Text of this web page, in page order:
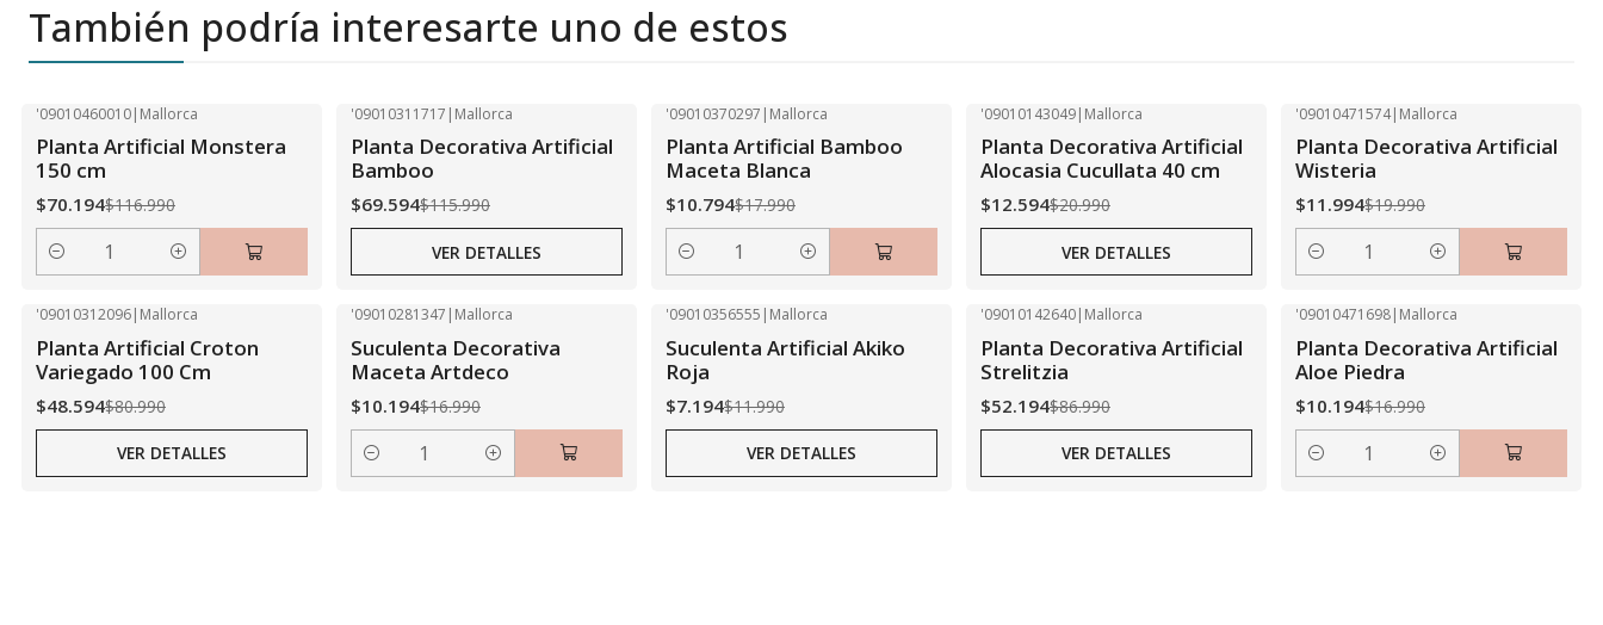
También podría interesarte uno de estos
'09010460010| Mallorca
Planta Artificial Monstera
150 cm
$70.194$116.990
Cantidad
Agotado
'09010311717 | Mallorca
Planta Decorativa Artificial
Bamboo
$69.594$115.990
VER DETALLES
'09010370297 | Mallorca
Planta Artificial Bamboo
Maceta Blanca
$10.794$17.990
Cantidad
Agotado
'09010143049| Mallorca
Planta Decorativa Artificial
Alocasia Cucullata 40 cm
$12.594$20.990
VER DETALLES
'09010471574| Mallorca
Planta Decorativa Artificial
Wisteria
$11.994$19.990
Cantidad
Agotado
'09010312096| Mallorca
Planta Artificial Croton
Variegado 100 Cm
$48.594$80.990
VER DETALLES
'09010281347 | Mallorca
Suculenta Decorativa
Maceta Artdeco
$10.194$16.990
Cantidad
Agotado
'09010356555 | Mallorca
Suculenta Artificial Akiko
Roja
$7.194$11.990
VER DETALLES
Agotado
'09010142640| Mallorca
Planta Decorativa Artificial
Strelitzia
$52.194$86.990
VER DETALLES
'09010471698| Mallorca
Planta Decorativa Artificial
Aloe Piedra
$10.194$16.990
Cantidad